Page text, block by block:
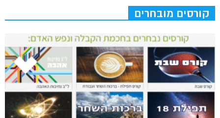
קורסים מובחרים